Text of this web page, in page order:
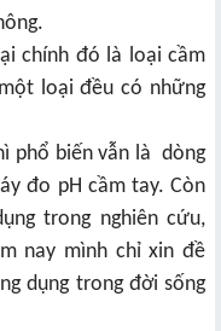
chính đó là loại cầm
loại đều có những
phổ biến vẫn là dòng
đo pH cầm tay. Còn
trong nghiên cứu,
nay mình chỉ xin đề
dụng trong đời sống